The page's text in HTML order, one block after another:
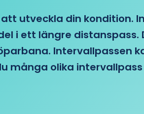
utveckla din kondition.
i ett längre distanspass.
Intervallpassen
olika